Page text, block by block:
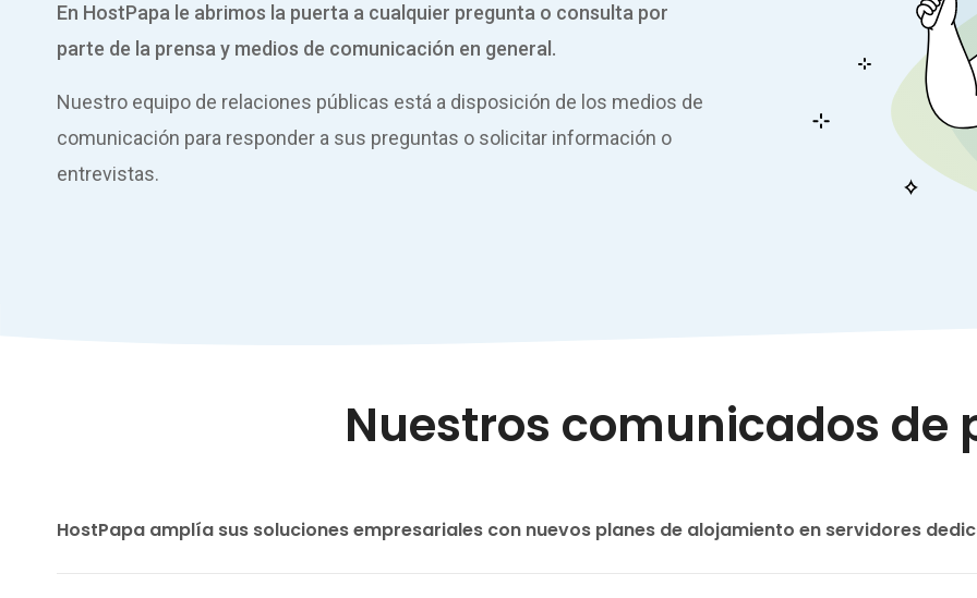
En HostPapa le abrimos la puerta a cualquier pregunta o consulta por
parte de la prensa y medios de comunicación en general.
Nuestro equipo de relaciones públicas está a disposición de los medios de
comunicación para responder a sus preguntas o solicitar información o
entrevistas.
Nuestros comunicados de
HostPapa amplía sus soluciones empresariales con nuevos planes de alojamiento en servidores